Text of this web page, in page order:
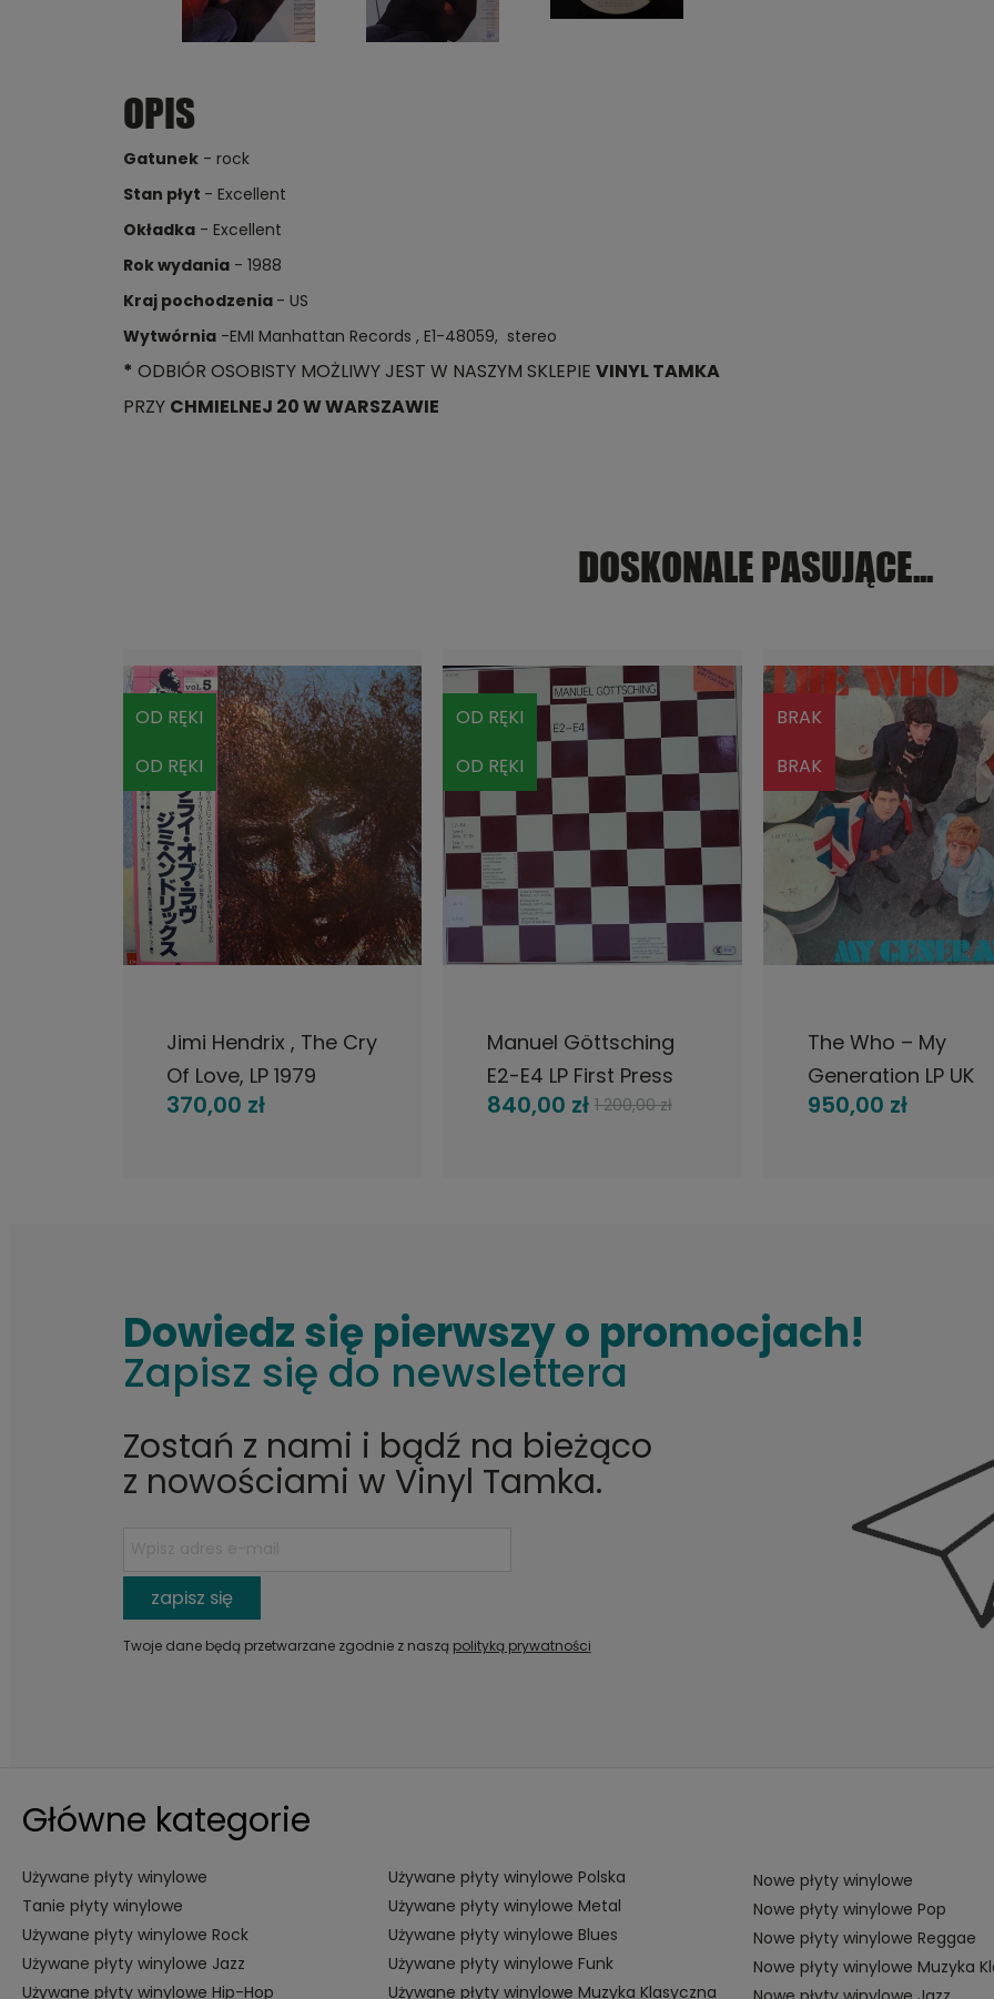
OPIS
Gatunek- rock
Stan płyt - Excellent
Okładka- Excellent
Rok wydania- 1988
Kraj pochodzenia - US
Wytwórnia-EMI Manhattan Records , E1-48059, stereo
* ODBIÓR OSOBISTY MOŻLIWY JEST W NASZYM SKLEPIE VINYL TAMKA
PRZY CHMIELNEJ 20 W WARSZAWIE
DOSKONALE PASUJĄCE...
Jimi Hendrix , The Cry
Of Love, LP 1979
Japan, Polydor, płyta
370,00 zł
DO KOSZYKA
OD RĘKI
OD RĘKI
Manuel Göttsching
E2-E4 LP First Press
Krautrock
840,00 zł 1 200,00 zł
OD RĘKI
OD RĘKI
The Who – My
Generation LP UK
Brunswick 1965
950,00 zł
POWIADOM O
BRAK
BRAK
Dowiedz się pierwszy o promocjach!
Zapisz się do newslettera
Zostań z nami i bądź na bieżąco
z nowościami w Vinyl Tamka.
zapisz się
Twoje dane będą przetwarzane zgodnie z naszą polityką prywatności
Główne kategorie
Używane płyty winylowe
Tanie płyty winylowe
Używane płyty winylowe Rock
Używane płyty winylowe Jazz
Używane płyty winylowe Hip-Hop
Używane płyty winylowe Polska
Używane płyty winylowe Metal
Używane płyty winylowe Blues
Używane płyty winylowe Funk
Używane płyty winylowe Muzyka Klasyczna
Nowe płyty winylowe
Nowe płyty winylowe Pop
Nowe płyty winylowe Reggae
Nowe płyty winylowe Muzyka